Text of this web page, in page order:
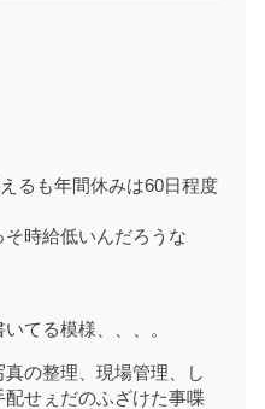
るも年間休みは60日程度
時給低いんだろうな
てる模様、、、。
の整理、現場管理、し
せぇだのふざけた事喋